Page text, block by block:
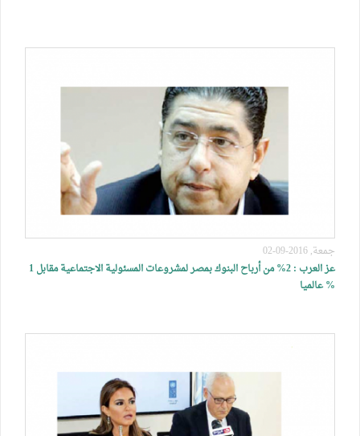
جمعة, 2016-09-02
عز العرب : 2% من أرباح البنوك بمصر لمشروعات المسئولية الاجتماعية مقابل 1
% عالميا